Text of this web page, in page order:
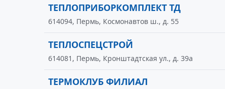
ТЕПЛОПРИБОРКОМПЛЕКТ ТД
614094, Пермь, Космонавтов ш., д. 55
ТЕПЛОСПЕЦСТРОЙ
614081, Пермь, Кронштадтская ул., д. 39а
ТЕРМОКЛУБ ФИЛИАЛ